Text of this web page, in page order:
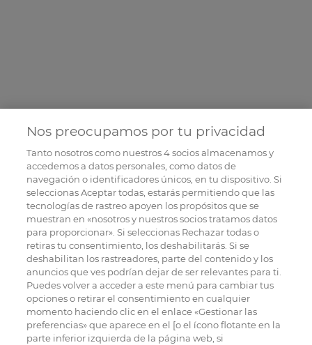
Nos preocupamos por tu privacidad
Tanto nosotros como nuestros4socios almacenamos y
accedemos a datos personales, como datos de
navegación o identificadores únicos, en tu dispositivo. Si
seleccionas Aceptar todas, estarás permitiendo que las
tecnologías de rastreo apoyen los propósitos que se
muestran en «nosotros y nuestros socios tratamos datos
para proporcionar». Si seleccionas Rechazar todas o
retiras tu consentimiento, los deshabilitarás. Si se
deshabilitan los rastreadores, parte del contenido y los
anuncios que ves podrían dejar de ser relevantes para ti.
Puedes volver a acceder a este menú para cambiar tus
opciones o retirar el consentimiento en cualquier
momento haciendo clic en el enlace «Gestionar las
preferencias» que aparece en el [o el ícono flotante en la
parte inferior izquierda de la página web, si